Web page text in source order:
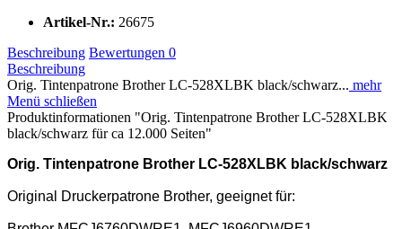
Artikel-Nr.: 26675
Beschreibung Bewertungen 0
Beschreibung
Orig. Tintenpatrone Brother LC-528XLBK black/schwarz... mehr
Menü schließen
Produktinformationen "Orig. Tintenpatrone Brother LC-528XLBK
black/schwarz für ca 12.000 Seiten"
Orig. Tintenpatrone Brother LC-528XLBK black/schwarz
Original Druckerpatrone Brother, geeignet für: